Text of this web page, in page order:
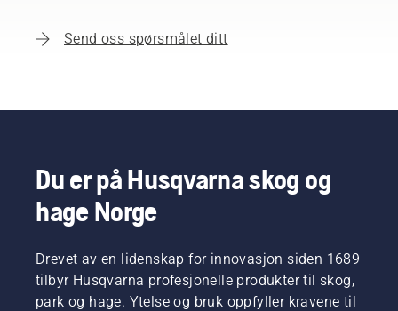
Send oss spørsmålet ditt
Du er på Husqvarna skog og
hage Norge
Drevet av en lidenskap for innovasjon siden 1689
tilbyr Husqvarna profesjonelle produkter til skog,
park og hage. Ytelse og bruk oppfyller kravene til